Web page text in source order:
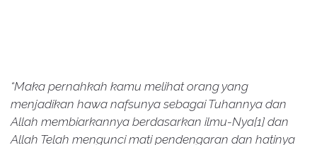
“Maka pernahkah kamu melihat orang yang
menjadikan hawa nafsunya sebagai Tuhannya dan
Allah membiarkannya berdasarkan ilmu-Nya[1] dan
Allah Telah mengunci mati pendengaran dan hatinya